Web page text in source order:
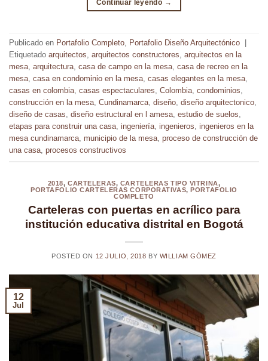
Continuar leyendo →
Publicado en Portafolio Completo Portafolio Diseño Arquitectónico
Etiquetado arquitectos arquitectos constructores arquitectos en la
mesa arquitectura casa de campo en la mesa casa de recreo en la
mesa casa en condominio en la mesa casas elegantes en la mesa
casas en colombia casas espectaculares Colombia condominios
construcción en la mesa Cundinamarca diseño diseño arquitectonico
diseño de casas diseño estructural en l amesa estudio de suelos
etapas para construir una casa ingeniería ingenieros ingenieros en la
mesa cundinamarca municipio de la mesa proceso de construcción de
una casa procesos constructivos
2018,CARTELERAS, CARTELERAS TIPO VITRINA,
PORTAFOLIO CARTELERAS CORPORATIVAS,PORTAFOLIO
COMPLETO
Carteleras con puertas en acrílico para
institución educativa distrital en Bogotá
POSTED ON 12 JULIO, 2018 BY WILLIAM GÓMEZ
12
Jul